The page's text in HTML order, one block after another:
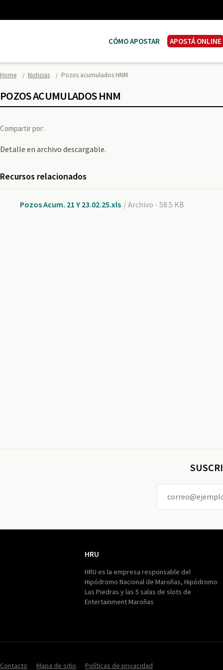
CÓMO APOSTAR APOSTÁ ONLINE
Home Noticias Pozos acumulados HNM
POZOS ACUMULADOS HNM
Compartir por:
Detalle en archivo descargable.
Recursos relacionados
Pozos Acum. 21 Y 23.02.25.xls / Archivo - 58.5 KB
HRU
HRU es la empresa responsable del
Hipódromo Nacional de Maroñas, Hipódromo
Las Piedras y las 5 salas de slots de
Entertainment Maroñas
Contacto Mapa de sitio Políticas de privacidad